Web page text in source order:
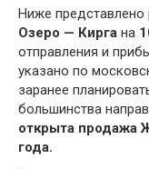
Ниже представлено
Озеро — Кирга на
отправления и
указано по
заранее
большинства
открыта продажа
года.